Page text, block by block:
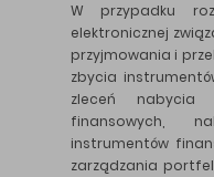
W przypadku
elektronicznej
przyjmowania i
zbycia
zleceń nabycia
finansowych,
instrumentów
zarządzania